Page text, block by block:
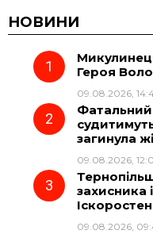
c
e
o
o
r
НОВИНИ
Героя
09.08.2026,
Фатальний
загинула
09.08.2026,
захисника
09.08.2026,